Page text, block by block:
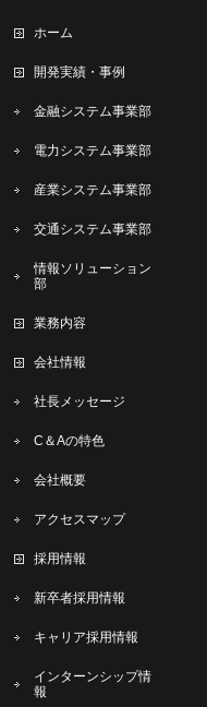
ホーム
開発実績・事例
金融システム事業部
電力システム事業部
産業システム事業部
交通システム事業部
情報ソリューション
部
業務内容
会社情報
社長メッセージ
C＆Aの特色
会社概要
アクセスマップ
採用情報
新卒者採用情報
キャリア採用情報
インターンシップ情
報